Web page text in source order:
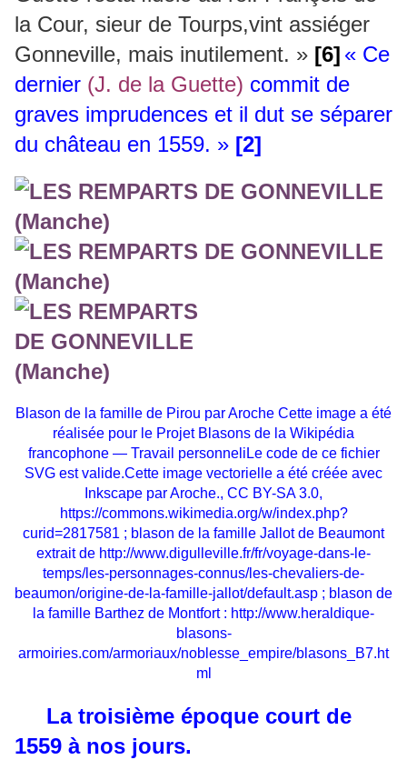
la Cour, sieur de Tourps,vint assiéger
Gonneville, mais inutilement. » [6] « Ce
dernier (J. de la Guette) commit de
graves imprudences et il dut se séparer
du château en 1559. » [2]
Blason de la famille de Pirou par Aroche Cette image a été
réalisée pour le Projet Blasons de la Wikipédia
francophone — Travail personneliLe code de ce fichier
SVG est valide.Cette image vectorielle a été créée avec
Inkscape par Aroche., CC BY-SA 3.0,
https://commons.wikimedia.org/w/index.php?
curid=2817581 ; blason de la famille Jallot de Beaumont
extrait de http://www.digulleville.fr/fr/voyage-dans-le-
temps/les-personnages-connus/les-chevaliers-de-
beaumon/origine-de-la-famille-jallot/default.asp ; blason de
la famille Barthez de Montfort : http://www.heraldique-
blasons-
armoiries.com/armoriaux/noblesse_empire/blasons_B7.ht
ml
La troisième époque court de
1559 à nos jours.